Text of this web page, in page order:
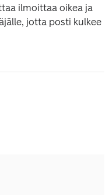
ilmoittaa oikea ja
jotta posti kulkee